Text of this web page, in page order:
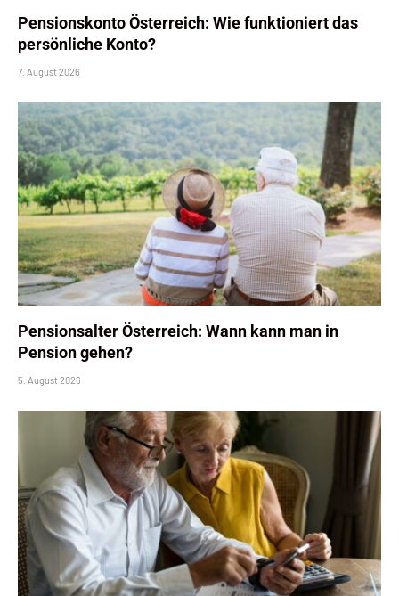
Pensionskonto Österreich: Wie funktioniert das
persönliche Konto?
7. August 2026
Pensionsalter Österreich: Wann kann man in
Pension gehen?
5. August 2026